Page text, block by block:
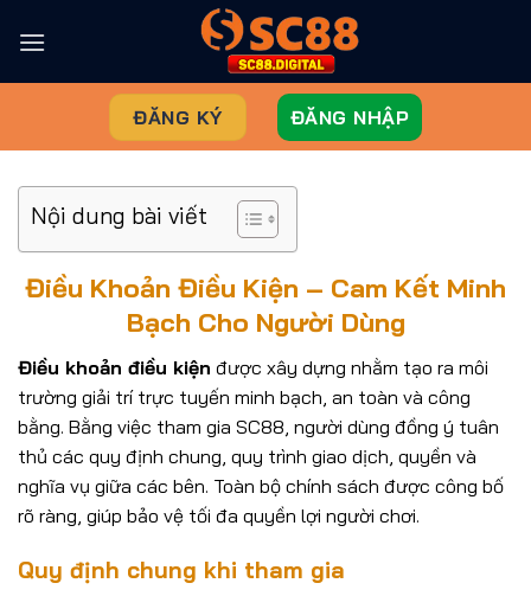
đến
ĐĂNG KÝ ĐĂNG NHẬP
Nội dung bài viết
Điều Khoản Điều Kiện – Cam Kết Minh
Bạch Cho Người Dùng
Điều khoản điều kiện được xây dựng nhằm tạo ra môi
trường giải trí trực tuyến minh bạch, an toàn và công
bằng. Bằng việc tham gia SC88, người dùng đồng ý tuân
thủ các quy định chung, quy trình giao dịch, quyền và
nghĩa vụ giữa các bên. Toàn bộ chính sách được công bố
rõ ràng, giúp bảo vệ tối đa quyền lợi người chơi.
Quy định chung khi tham gia